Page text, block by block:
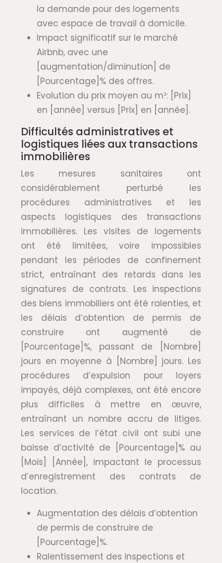
la demande pour des logements
avec espace de travail à domicile.
Impact significatif sur le marché
Airbnb, avec une
[augmentation/diminution] de
[Pourcentage]% des offres.
Evolution du prix moyen au m²: [Prix]
en [année] versus [Prix] en [année].
Difficultés administratives et
logistiques liées aux transactions
immobilières
Les mesures sanitaires ont
considérablement perturbé les
procédures administratives et les
aspects logistiques des transactions
immobilières. Les visites de logements
ont été limitées, voire impossibles
pendant les périodes de confinement
strict, entraînant des retards dans les
signatures de contrats. Les inspections
des biens immobiliers ont été ralenties, et
les délais d’obtention de permis de
construire ont augmenté de
[Pourcentage]%, passant de [Nombre]
jours en moyenne à [Nombre] jours. Les
procédures d’expulsion pour loyers
impayés, déjà complexes, ont été encore
plus difficiles à mettre en œuvre,
entraînant un nombre accru de litiges.
Les services de l’état civil ont subi une
baisse d’activité de [Pourcentage]% au
[Mois] [Année], impactant le processus
d’enregistrement des contrats de
location.
Augmentation des délais d’obtention
de permis de construire de
[Pourcentage]%.
Ralentissement des inspections et